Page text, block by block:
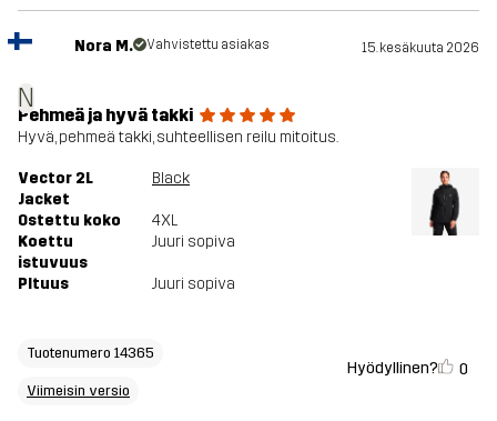
N
Nora M. Vahvistettu asiakas 15. kesäkuuta 2026
Pehmeä ja hyvä takki
Hyvä, pehmeä takki, suhteellisen reilu mitoitus.
Vector 2L
Jacket
Black
Ostettu koko
4XL
Koettu
istuvuus
Juuri sopiva
PItuus Juuri sopiva
Tuotenumero 14365
Viimeisin versio
Hyödyllinen? 0